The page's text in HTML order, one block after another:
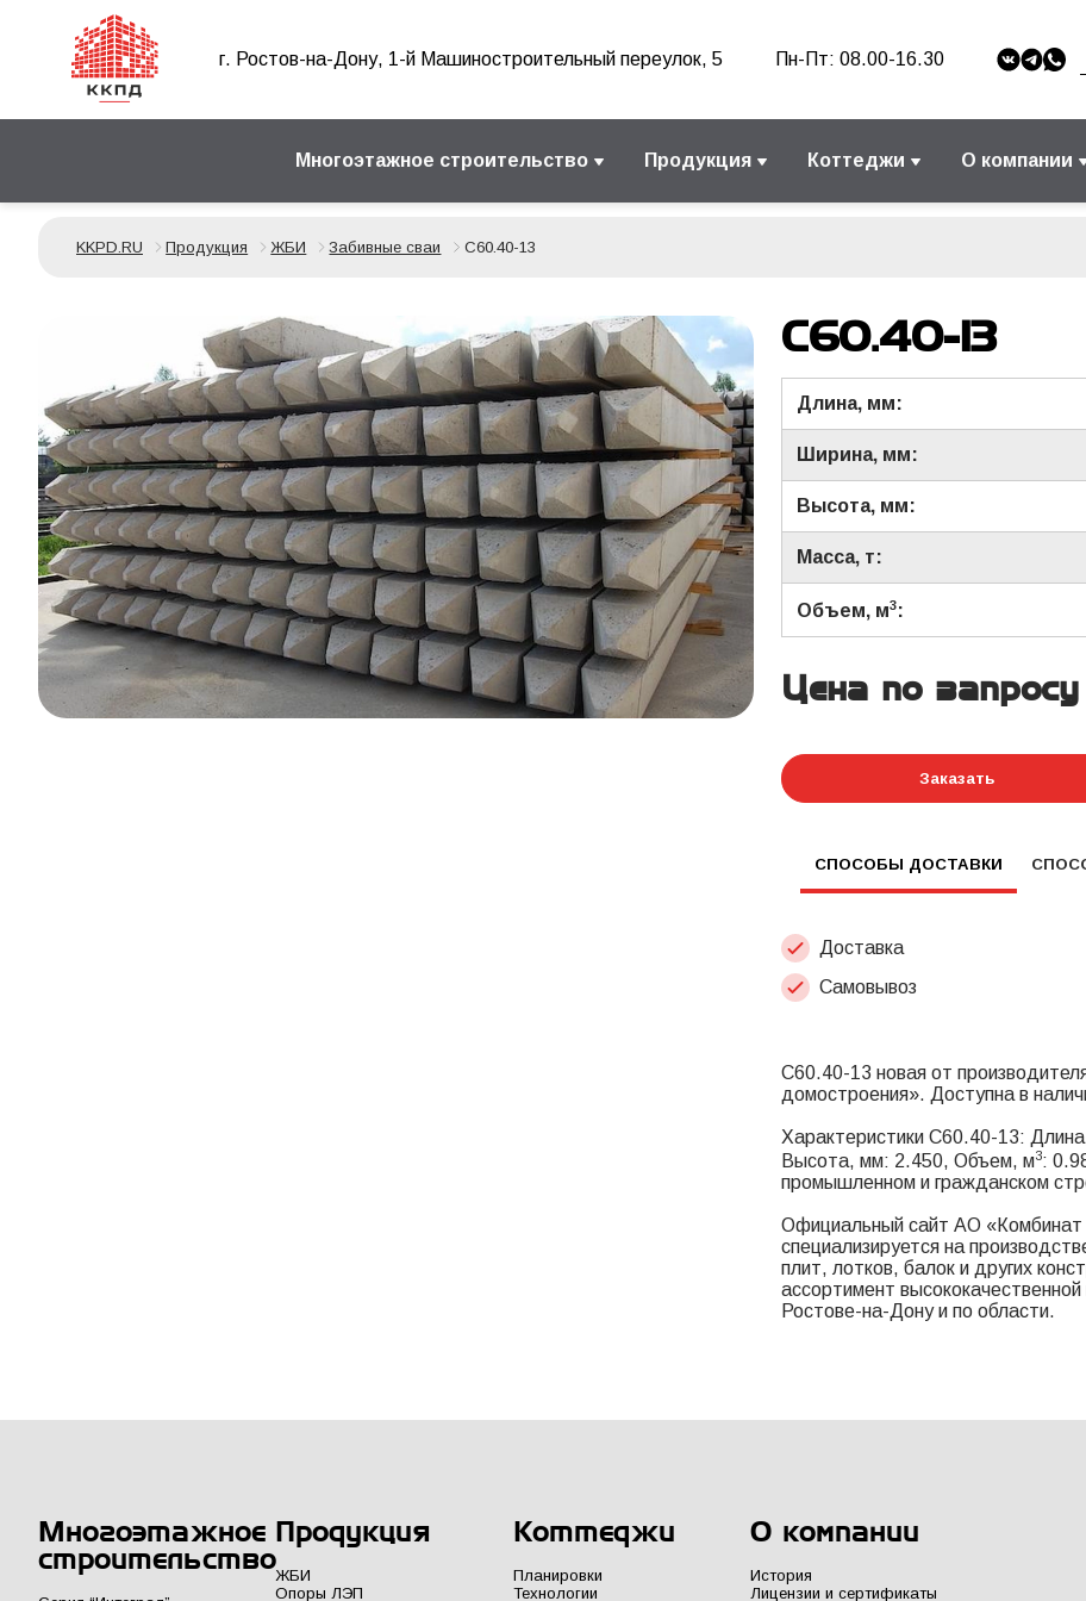
г. Ростов-на-Дону, 1-й Машиностроительный переулок, 5 Пн-Пт: 08.00-16.30
Многоэтажное строительство Продукция Коттеджи О компании
KKPD.RU Продукция ЖБИ Забивные сваи С60.40-13
С60.40-13
Длина, мм:
Ширина, мм:
Высота, мм:
Масса, т:
Объем, м3:
Цена по запросу
Заказать
СПОСОБЫ ДОСТАВКИ
Доставка
Самовывоз
С60.40-13 новая от
домостроения». Доступна в
Характеристики С60.40-13:
Высота, мм: 2.450, Объем, м3:
промышленном и гражданском
Официальный сайт АО «Комбинат
специализируется на
плит, лотков, балок и других
ассортимент
Ростове-на-Дону и по области.
Многоэтажное
строительство
Продукция
ЖБИ
Опоры ЛЭП
Коттеджи
Планировки
Технологии
О компании
История
Лицензии и сертификаты